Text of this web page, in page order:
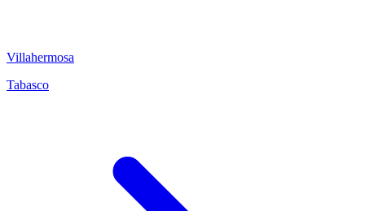
Villahermosa
Tabasco